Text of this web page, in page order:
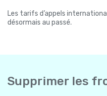
Les tarifs d’appels
désormais au passé.
Supprimer les